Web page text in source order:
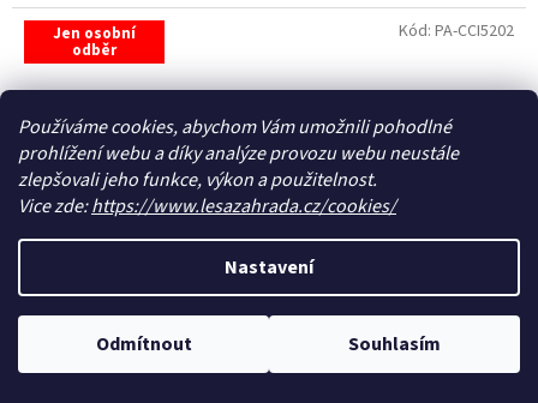
Používáme cookies, abychom Vám umožnili pohodlné
prohlížení webu a díky analýze provozu webu neustále
zlepšovali jeho funkce, výkon a použitelnost.
Vice zde:https://www.lesazahrada.cz/cookies/
Nastavení
Odmítnout Souhlasím
Jen osobní
odběr
Kód: PA-CCI5202